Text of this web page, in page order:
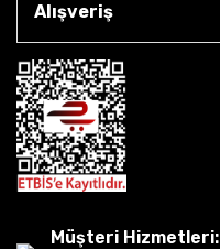
Alışveriş
Müşteri Hizmetleri: